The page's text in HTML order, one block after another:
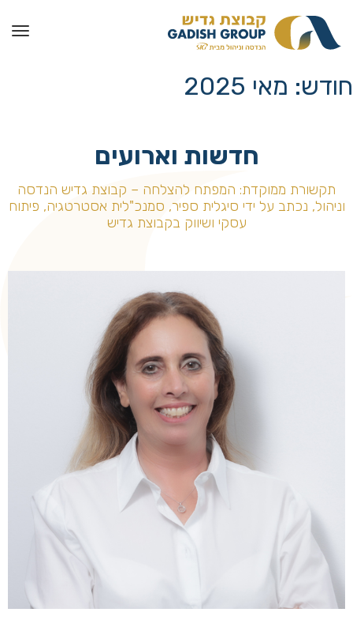
חודש: מאי 2025
חדשות וארועים
תקשורת ממוקדת: המפתח להצלחה – קבוצת גדיש הנדסה
וניהול, נכתב על ידי סיגלית ספיר, סמנכ"לית אסטרטגיה, פיתוח
עסקי ושיווק בקבוצת גדיש